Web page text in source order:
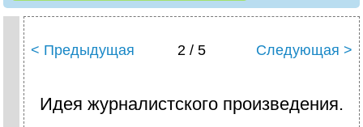
< Предыдущая 2 / 5 Следующая >
Идея журналистского произведения.